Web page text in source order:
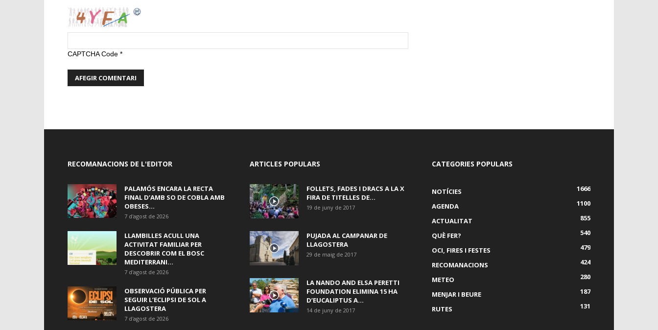
CAPTCHA Code *
RECOMANACIONS DE L'EDITOR
PALAMÓS ENCARA LA RECTA
FINAL D’AMB SO DE COBLA AMB
OBESES...
7 d'agost de 2026
LLAMBILLES ACULL UNA
ACTIVITAT FAMILIAR PER
DESCOBRIR COM EL BOSC
MEDITERRANI...
7 d'agost de 2026
OBSERVACIÓ PÚBLICA PER
SEGUIR L’ECLIPSI DE SOL A
LLAGOSTERA
7 d'agost de 2026
ARTICLES POPULARS
FOLLETS, FADES I DRACS A LA X
FIRA DE TITELLES DE...
19 de juny de 2017
PUJADA AL CAMPANAR DE
LLAGOSTERA
29 de maig de 2017
LA NANDO AND ELSA PERETTI
FOUNDATION ELIMINA 15 HA
D’EUCALIPTUS A...
14 de juny de 2017
CATEGORIES POPULARS
NOTÍCIES
1666
AGENDA
1100
ACTUALITAT
855
QUÈ FER?
540
OCI, FIRES I FESTES
479
RECOMANACIONS
424
METEO
280
MENJAR I BEURE
187
RUTES
131